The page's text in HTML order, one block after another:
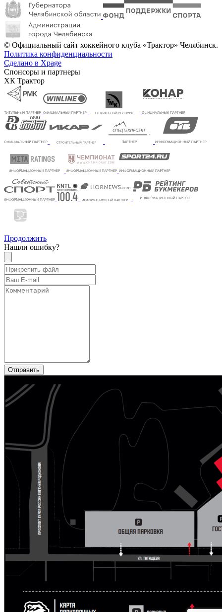
© Официальный сайт хоккейного клуба «Трактор» Челябинск.
Политика конфиденциальности
Сделано в Xpage
Спонсоры и партнеры
ХК Трактор
Продолжить
Нашли ошибку?